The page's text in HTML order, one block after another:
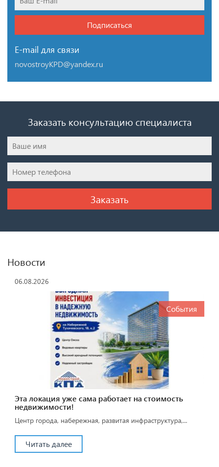
Подписаться
E-mail для связи
novostroyKPD@yandex.ru
Заказать консультацию специалиста
Новости
06.08.2026
События
Эта локация уже сама работает на стоимость
недвижимости!
Центр города, набережная, развитая инфраструктура,...
Читать далее